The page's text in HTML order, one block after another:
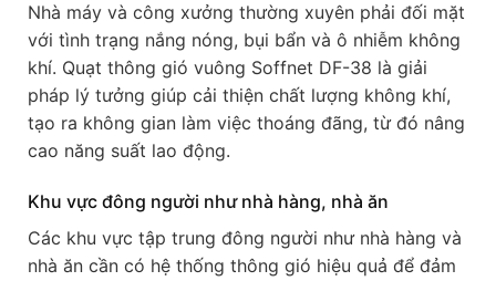
Nhà máy và công xưởng thường xuyên phải đối mặt
với tình trạng nắng nóng, bụi bẩn và ô nhiễm không
khí. Quạt thông gió vuông Soffnet DF-38 là giải
pháp lý tưởng giúp cải thiện chất lượng không khí,
tạo ra không gian làm việc thoáng đãng, từ đó nâng
cao năng suất lao động.
Khu vực đông người như nhà hàng, nhà ăn
Các khu vực tập trung đông người như nhà hàng và
nhà ăn cần có hệ thống thông gió hiệu quả để đảm